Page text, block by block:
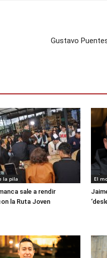
Gustavo
la pila
sale a rendir
la Ruta Joven
El